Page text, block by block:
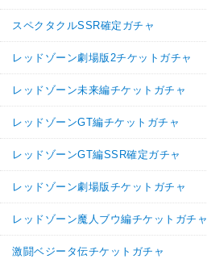
スペクタクルSSR確定ガチャ
レッドゾーン劇場版2チケットガチャ
レッドゾーン未来編チケットガチャ
レッドゾーンGT編チケットガチャ
レッドゾーンGT編SSR確定ガチャ
レッドゾーン劇場版チケットガチャ
レッドゾーン魔人ブウ編チケットガチャ
激闘ベジータ伝チケットガチャ